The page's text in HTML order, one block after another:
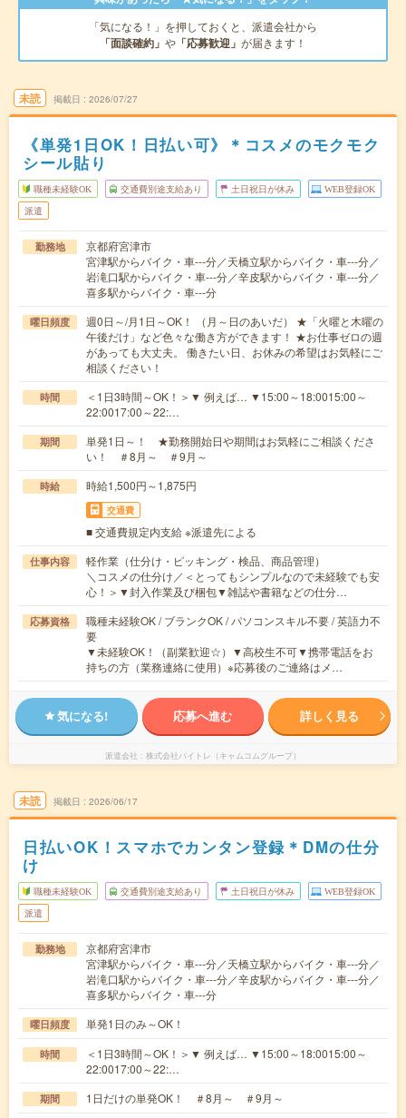
「気になる！」を押しておくと、派遣会社から
「面談確約」 や 「応募歓迎」 が届きます！
未読 掲載日 2026/07/27
《単発1日OK！日払い可》＊コスメのモクモク
シール貼り
職種未経験OK 交通費別途支給あり 土日祝日が休み WEB登録OK
派遣
勤務地
京都府宮津市
宮津駅からバイク・車---分／天橋立駅からバイク・車---分／
岩滝口駅からバイク・車---分／辛皮駅からバイク・車---分／
喜多駅からバイク・車---分
曜日頻度
週0日～/月1日～OK！ （月～日のあいだ） ★「火曜と木曜の
午後だけ」など色々な働き方ができます！ ★お仕事ゼロの週
があっても大丈夫。 働きたい日、お休みの希望はお気軽にご
相談ください！
時間
＜1日3時間～OK！＞▼ 例えば… ▼15:00～18:0015:00～
22:0017:00～22:…
期間
単発1日～！ ★勤務開始日や期間はお気軽にご相談くださ
い！ ＃8月～ ＃9月～
時給 時給1,500円～1,875円
交通費
■ 交通費規定内支給 ※派遣先による
仕事内容
軽作業（仕分け・ピッキング・検品、商品管理）
＼コスメの仕分け／＜とってもシンプルなので未経験でも安
心！＞▼封入作業及び梱包▼雑誌や書籍などの仕分…
応募資格
職種未経験OK / ブランクOK / パソコンスキル不要 / 英語力不
要
▼未経験OK！（副業歓迎☆）▼高校生不可▼携帯電話をお
持ちの方（業務連絡に使用）※応募後のご連絡はメ…
気になる! 応募へ進む 詳しく見る
派遣会社 株式会社バイトレ（キャムコムグループ）
未読 掲載日 2026/06/17
日払いOK！スマホでカンタン登録＊DMの仕分
け
職種未経験OK 交通費別途支給あり 土日祝日が休み WEB登録OK
派遣
勤務地
京都府宮津市
宮津駅からバイク・車---分／天橋立駅からバイク・車---分／
岩滝口駅からバイク・車---分／辛皮駅からバイク・車---分／
喜多駅からバイク・車---分
曜日頻度 単発1日のみ～OK！
時間
＜1日3時間～OK！＞▼ 例えば… ▼15:00～18:0015:00～
22:0017:00～22:…
期間 1日だけの単発OK！ ＃8月～ ＃9月～